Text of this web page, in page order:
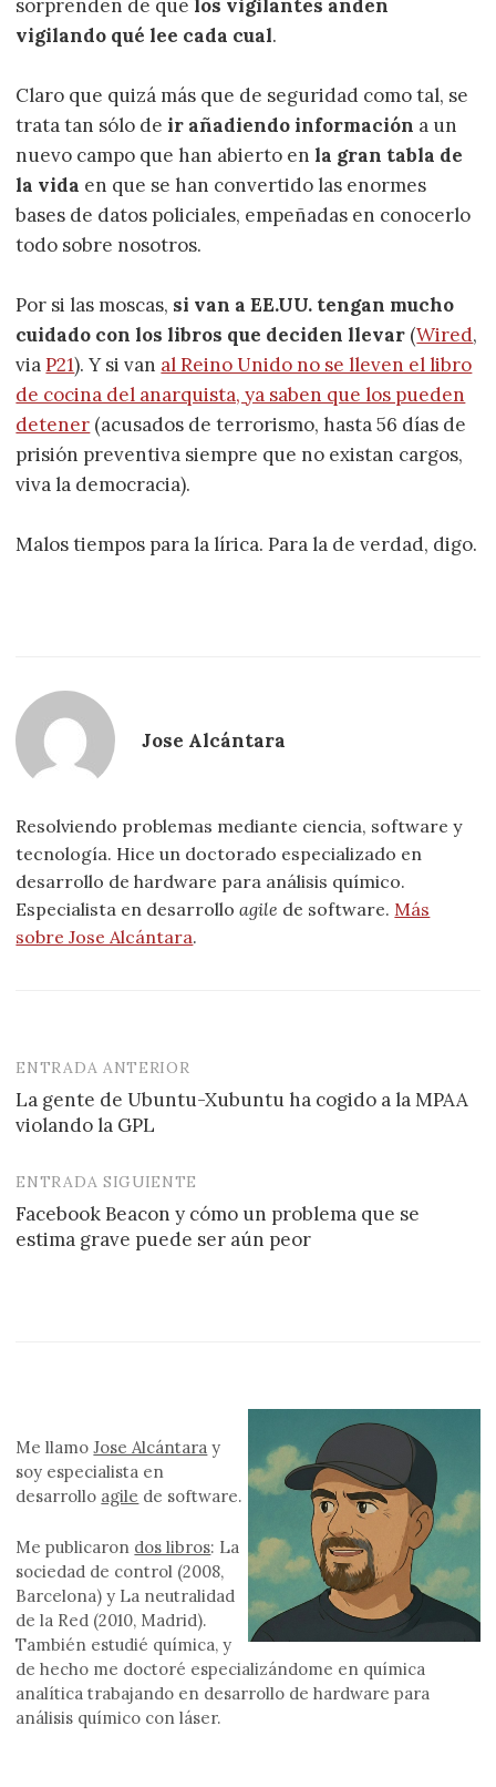
sorprenden de que los vigilantes anden
vigilando qué lee cada cual.
Claro que quizá más que de seguridad como tal, se
trata tan sólo deir añadiendo información a un
nuevo campo que han abierto en la gran tabla de
la vida en que se han convertido las enormes
bases de datos policiales, empeñadas en conocerlo
todo sobre nosotros.
Por si las moscas, si van a EE.UU. tengan mucho
cuidado con los libros que deciden llevar (Wired,
viaP21). Y si van al Reino Unido no se lleven el libro
de cocina del anarquista, ya saben que los pueden
detener (acusados de terrorismo, hasta 56 días de
prisión preventiva siempre que no existan cargos,
viva la democracia).
Malos tiempos para la lírica. Para la de verdad, digo.
Jose Alcántara
Resolviendo problemas mediante ciencia, software y
tecnología. Hice un doctorado especializado en
desarrollo de hardware para análisis químico.
Especialista en desarrolloagile de software. Más
sobre Jose Alcántara.
Navegación
de
ENTRADA ANTERIOR
La gente de Ubuntu-Xubuntu ha cogido a la MPAA
violando la GPL
ENTRADA SIGUIENTE
Facebook Beacon y cómo un problema que se
estima grave puede ser aún peor
Me llamoJose Alcántara y
soy especialista en
desarrollo agile de software.
Me publicaron dos libros: La
sociedad de control (2008,
Barcelona) y La neutralidad
de la Red (2010, Madrid).
También estudié química, y
de hecho me doctoré especializándome en química
analítica trabajando en desarrollo de hardware para
análisis químico con láser.